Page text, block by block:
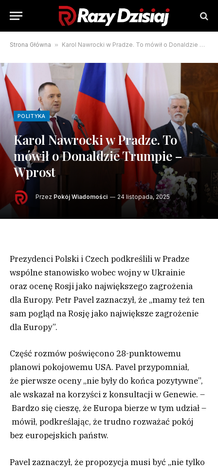
Strona Główna » Karol Nawrocki w Pradze. To mówił o Donaldzie Trumpie – Wprost
POLITYKA
Karol Nawrocki w Pradze. To
mówił o Donaldzie Trumpie –
Wprost
Przez Pokój Wiadomości 24 listopada, 2025
Prezydenci Polski i Czech podkreślili w Pradze
wspólne stanowisko wobec wojny w Ukrainie
oraz ocenę Rosji jako największego zagrożenia
dla Europy. Petr Pavel zaznaczył, że „mamy też ten
sam pogląd na Rosję jako największe zagrożenie
dla Europy”.
Część rozmów poświęcono 28-punktowemu
planowi pokojowemu USA. Pavel przypomniał,
że pierwsze oceny „nie były do końca pozytywne”,
ale wskazał na korzyści z konsultacji w Genewie. –
Bardzo się cieszę, że Europa bierze w tym udział –
mówił, podkreślając, że trudno rozważać pokój
bez europejskich państw.
Pavel zaznaczył, że propozycja musi być „nie tylko